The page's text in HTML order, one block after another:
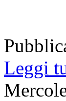
Leggi